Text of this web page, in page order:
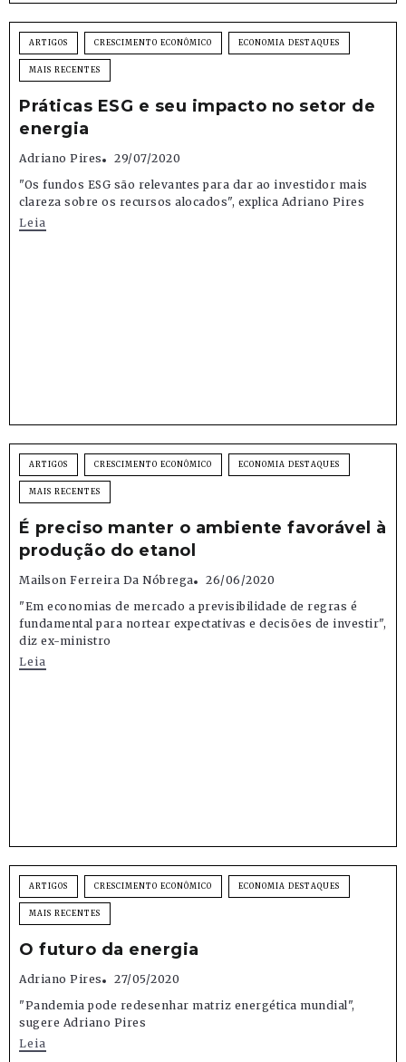
ARTIGOS CRESCIMENTO ECONÔMICO ECONOMIA DESTAQUES
MAIS RECENTES
Práticas ESG e seu impacto no setor de
energia
Adriano Pires
29/07/2020
"Os fundos ESG são relevantes para dar ao investidor mais
clareza sobre os recursos alocados", explica Adriano Pires
Leia
ARTIGOS CRESCIMENTO ECONÔMICO ECONOMIA DESTAQUES
MAIS RECENTES
É preciso manter o ambiente favorável à
produção do etanol
Mailson Ferreira Da Nóbrega
26/06/2020
"Em economias de mercado a previsibilidade de regras é
fundamental para nortear expectativas e decisões de investir",
diz ex-ministro
Leia
ARTIGOS CRESCIMENTO ECONÔMICO ECONOMIA DESTAQUES
MAIS RECENTES
O futuro da energia
Adriano Pires
27/05/2020
"Pandemia pode redesenhar matriz energética mundial",
sugere Adriano Pires
Leia